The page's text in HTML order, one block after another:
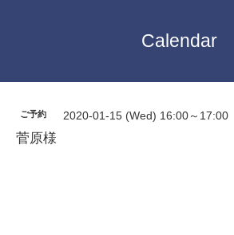
Calendar
ご予約 2020-01-15 (Wed) 16:00～17:00
菅原様